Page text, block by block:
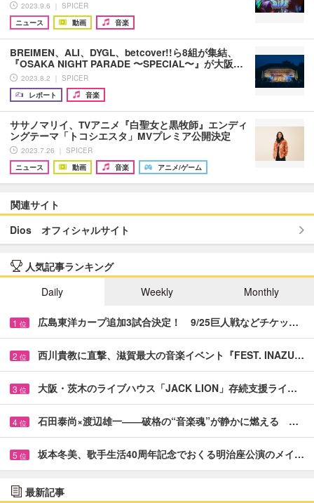
2023.9.6 ｜ SPICER
ニュース
動画 音楽
BREIMEN、ALI、DYGL、betcover!!ら8組が集結、
『OSAKA NIGHT PARADE 〜SPECIAL〜』が大阪…
2023.8.2 ｜ SPICER
レポート
音楽
ササノマリイ、TVアニメ『白聖女と黒牧師』エンディ
ングテーマ「トコシエスタ」MVプレミア公開決定
2023.7.26 ｜ SPICER
ニュース
動画 音楽 アニメ/ゲーム
関連サイト
Dios オフィシャルサイト
人気記事ランキング
Daily
Weekly Monthly
1 位 広島東洋カープ追加3試合決定！ 9/25巨人戦などチケッ…
2 位 西川貴教に直撃、滋賀最大の音楽イベント『FEST. INAZU…
3 位 大阪・茨木のライブハウス「JACK LION」存続支援ライ…
4 位 石田泰尚×渡辺雄一――破格の“音楽魂”が静かに燃える …
5 位 坂本冬美、歌手生活40周年記念でおくる明治座公演のメイ…
最新記事